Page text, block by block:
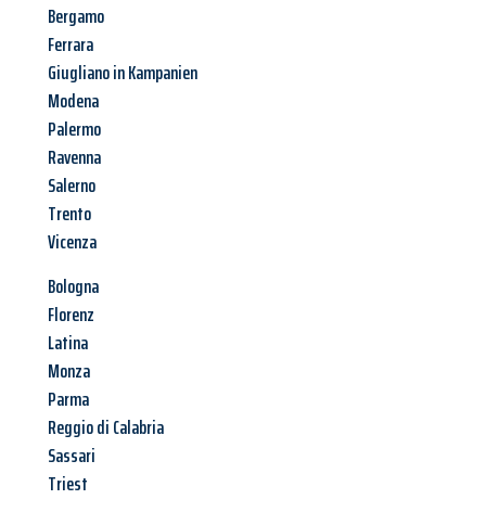
Bergamo
Ferrara
Giugliano in Kampanien
Modena
Palermo
Ravenna
Salerno
Trento
Vicenza
Bologna
Florenz
Latina
Monza
Parma
Reggio di Calabria
Sassari
Triest